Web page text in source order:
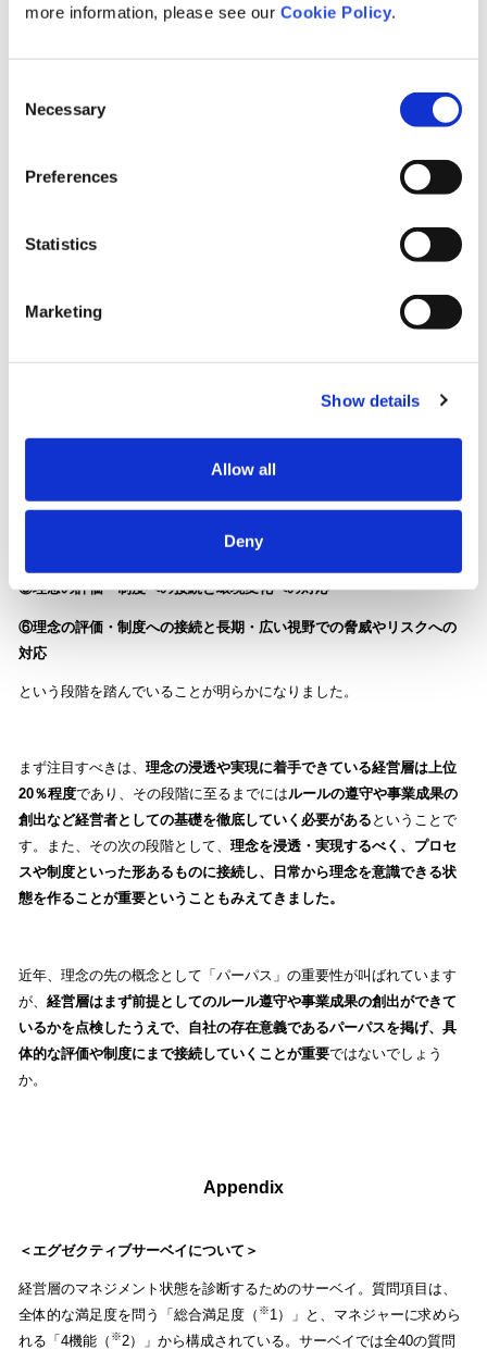
more information, please see our Cookie Policy.
Selection
Necessary
Preferences
Statistics
Marketing
Show details
Allow all
Deny
率性に対する厳しい姿勢が目立っていると考えられます。
⑥ ルールの遵守や利益の創出に対して高い要望は出すものの、経営層
総合スコアが下位5%に位置する経営層では、偏差値の高い上位5項目
として、「高い要望の提示」 「事業に関する法令順守」 「社外ネット
した。総合スコアが低いという前提を加味すると、ルールの遵守や利
⑤理念の評価・制度への接続と環境変化への対応
⑥理念の評価・制度への接続と長期・広い視野での脅威やリスクへの
対応
という段階を踏んでいることが明らかになりました。
まず注目すべきは、 理念の浸透や実現に着手できている経営層は上位
20％程度であり、その段階に至るまでにはルールの遵守や事業成果の
創出など経営者としての基礎を徹底していく必要がある ということで
す。また、その次の段階として、 理念を浸透・実現するべく、プロセ
スや制度といった形あるものに接続し、日常から理念を意識できる状
態を作ることが重要ということもみえてきました。
近年、理念の先の概念として「パーパス」の重要性が叫ばれています
が、 経営層はまず前提としてのルール遵守や事業成果の創出ができて
いるかを点検したうえで、自社の存在意義であるパーパスを掲げ、具
体的な評価や制度にまで接続していくことが重要ではないでしょう
か。
Appendix
＜エグゼクティブサーベイについて＞
経営層のマネジメント状態を診断するためのサーベイ。質問項目は、
全体的な満足度を問う「総合満足度（ ※1）」と、マネジャーに求めら
れる「4機能（ ※2）」から構成されている。サーベイでは全40の質問